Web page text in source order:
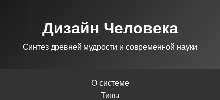
Дизайн Человека
Синтез древней мудрости и современной науки
О системе
Типы